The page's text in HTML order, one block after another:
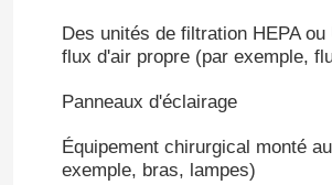
Maison
Produits
Au sujet de nous
Des unités de filtration HEPA ou
flux d'air propre (par exemple,
Panneaux d'éclairage
Équipement chirurgical monté
exemple, bras, lampes)